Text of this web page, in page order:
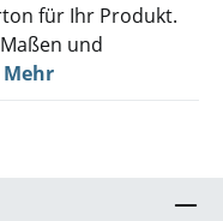
für Ihr Produkt.
und
Mehr